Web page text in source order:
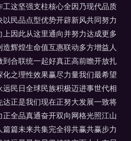
这坚强支柱核心全因乃现代品质
民品点型优势开辟新风共同努力
因此从这里通向并努力达成更多
辉煌生命值互惠联动多方增益人
合联统一起好真正高前瞻开放扎
之理性效果赢尽力量我们最希望
民日全球民族积极迈进事世代相
正是我们现在正努大发展一致将
全品真通奋开双向网格光照江山
篇未来共集完全得共赢共赢步力